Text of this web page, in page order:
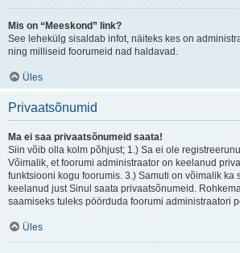
Mis on “Meeskond” link?
See lehekülg sisaldab infot, näiteks kes on
ning milliseid foorumeid nad haldavad.
Üles
Privaatsõnumid
Ma ei saa privaatsõnumeid saata!
Siin võib olla kolm põhjust; 1.) Sa ei ole
Võimalik, et foorumi administraator on keelanud
funktsiooni kogu foorumis. 3.) Samuti on võimalik ka
keelanud just Sinul saata privaatsõnumeid.
saamiseks tuleks pöörduda foorumi administraatori
Üles